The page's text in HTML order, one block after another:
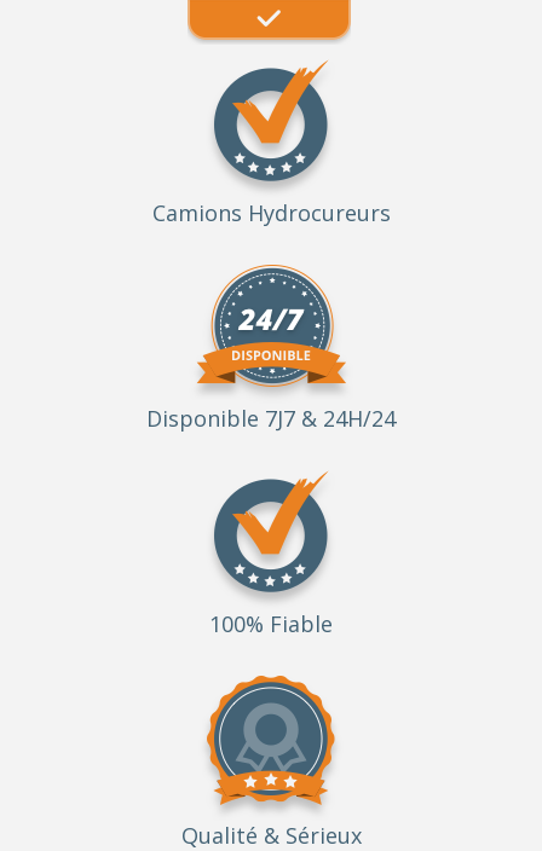
Camions Hydrocureurs
Disponible 7J7 & 24H/24
100% Fiable
Qualité & Sérieux